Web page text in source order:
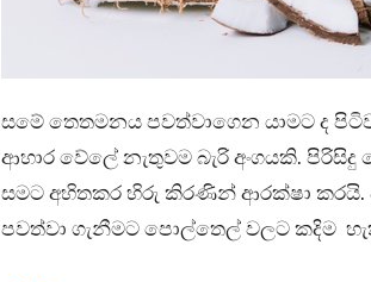
සමේ තෙතමනය පවත්වාගෙන යාමට ද
ආහාර වේලේ නැතුවම බැරි අංගයකි.
සමට අහිතකර හිරු කිරණින් ආරක්ෂා
පවත්වා ගැනීමට පොල්තෙල් වලට කදිම